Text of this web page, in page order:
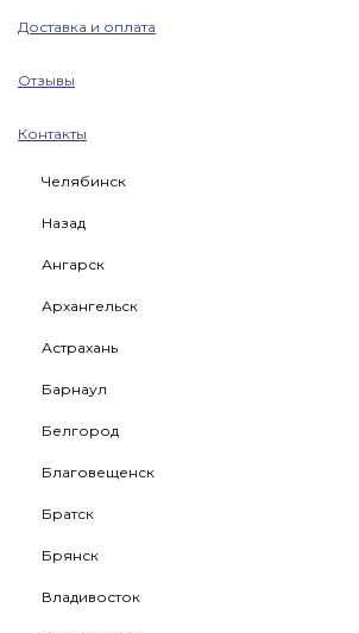
Доставка и оплата
Отзывы
Контакты
Челябинск
Назад
Ангарск
Архангельск
Астрахань
Барнаул
Белгород
Благовещенск
Братск
Брянск
Владивосток